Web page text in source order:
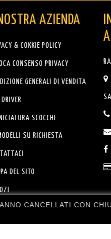
AZIENDA
& COKKIE POLICY
CONSENSO PRIVACY
GENERALI DI VENDITA
DRIVER
SCOCCHE
SU RICHIESTA
DEL SITO
CANCELLATI CON